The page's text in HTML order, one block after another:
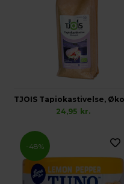
24,95 kr.
-48%